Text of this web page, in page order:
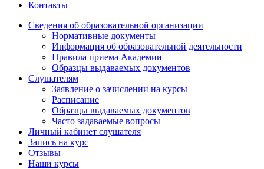
Контакты
Сведения об образовательной организации
Нормативные документы
Информация об образовательной деятельности
Правила приема Академии
Образцы выдаваемых документов
Слушателям
Заявление о зачислении на курсы
Расписание
Образцы выдаваемых документов
Часто задаваемые вопросы
Личный кабинет слушателя
Запись на курс
Отзывы
Наши курсы